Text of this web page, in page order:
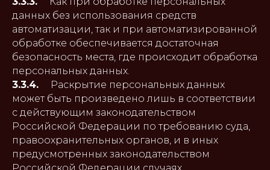
данных без использования средств
автоматизации, так и при автоматизированной
обработке обеспечивается достаточная
безопасность места, где происходит обработка
персональных данных.
3.3.4.
Раскрытие персональных данных
может быть произведено лишь в соответствии
с действующим законодательством
Российской Федерации по требованию суда,
правоохранительных органов, и в иных
предусмотренных законодательством